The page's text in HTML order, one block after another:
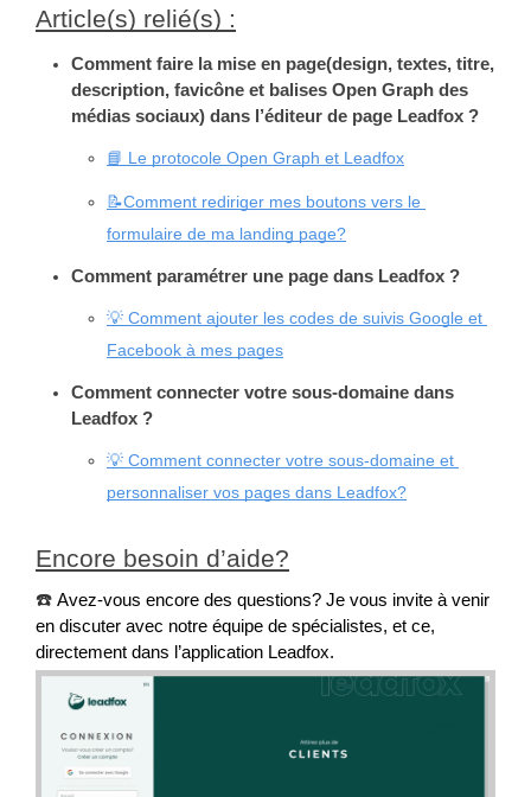
Article(s) relié(s) :
Comment faire la mise en page(design, textes, titre,
description, favicône et balises Open Graph des
médias sociaux) dans l’éditeur de page Leadfox ?
📘 Le protocole Open Graph et Leadfox
📝Comment rediriger mes boutons vers le
formulaire de ma landing page?
Comment paramétrer une page dans Leadfox ?
💡 Comment ajouter les codes de suivis Google et
Facebook à mes pages
Comment connecter votre sous-domaine dans
Leadfox ?
💡 Comment connecter votre sous-domaine et
personnaliser vos pages dans Leadfox?
Encore besoin d’aide?
☎️ Avez-vous encore des questions? Je vous invite à venir
en discuter avec notre équipe de spécialistes, et ce,
directement dans l’application Leadfox.